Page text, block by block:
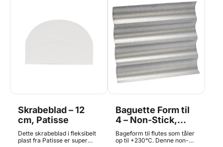
bageplade med varmt vand,
opvaskemiddel og en klud. ·
Brug ikke skrabere eller
rengørings svampe der
ridser. · Rengør ikke i
opvaskemaskinen.
Skrabeblad – 12
cm, Patisse
Dette skrabeblad i fleksibelt
plast fra Patisse er super
Baguette Form til
4 – Non-Stick,
Patisse
Bageform til flutes som tåler
op til +230°C. Denne non-